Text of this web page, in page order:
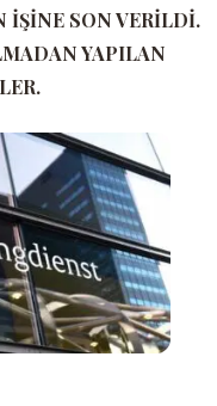
İŞİNE SON VERİLDİ.
YAPILAN